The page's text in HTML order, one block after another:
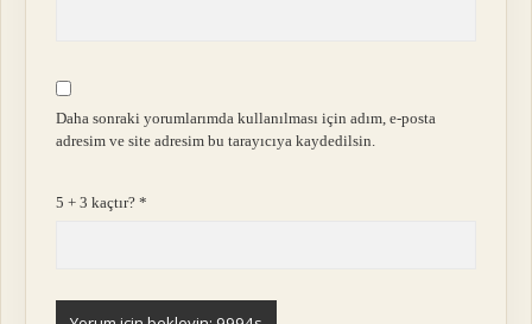
Daha sonraki yorumlarımda kullanılması için adım, e-posta
adresim ve site adresim bu tarayıcıya kaydedilsin.
5 + 3 kaçtır?*